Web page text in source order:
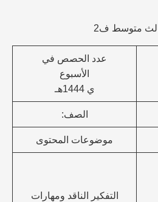
ثالث متوسط ف2
عدد الحصص في
الأسبوع
ي 1444هـ
الصف:
موضوعات المحتوى
التفكير الناقد ومهارات